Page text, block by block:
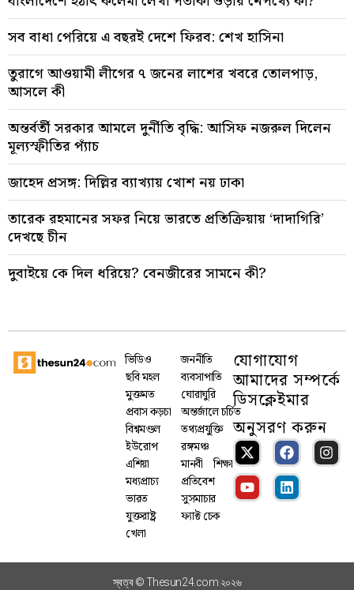
সব বাধা পেরিয়ে এ বছরই দেশে ফিরব: শেখ হাসিনা
তুরাগে আওয়ামী লীগের ৭ জনের লাশের খবরে তোলপাড়,
আসলে কী
অন্তর্বর্তী সরকার আমলে দুর্নীতি বৃদ্ধি: আসিফ নজরুল দিলেন
মূল্যস্ফীতির প্যাঁচ
জাহেদ প্রসঙ্গ: দিল্লির ব্যাখ্যায় খোশ নয় ঢাকা
তারেক রহমানের সফর নিয়ে ভারতে প্রতিক্রিয়ায় ‘দাদাগিরি’
দেখছে চীন
দুবাইয়ে কে দিল ধরিয়ে? বেনজীরের সামনে কী?
ভিডিও
ছবি মহল
মুক্তমত
প্রবাস কড়চা
বিশ্বমণ্ডল
ইউরোপ
এশিয়া
মধ্যপ্রাচ্য
ভারত
যুক্তরাষ্ট্র
খেলা
জননীতি
ব্যবসাপাতি
ঘোরাঘুরি
অন্তর্জালে চর্চিত
তথ্যপ্রযু্ক্তি
রঙ্গমঞ্চ
মানবী
শিক্ষা
প্রতিবেশ
সুসমাচার
ফ্যাক্ট চেক
যোগাযোগ
আমাদের সম্পর্কে
ডিসক্লেইমার
অনুসরণ করুন
স্বত্ব © Thesun24.com ২০২৬